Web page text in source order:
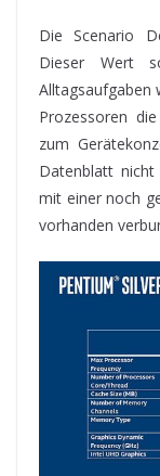
Die Scenario
Dieser Wert
Alltagsaufgaben
Prozessoren
zum
Datenblatt
mit einer noch
vorhanden